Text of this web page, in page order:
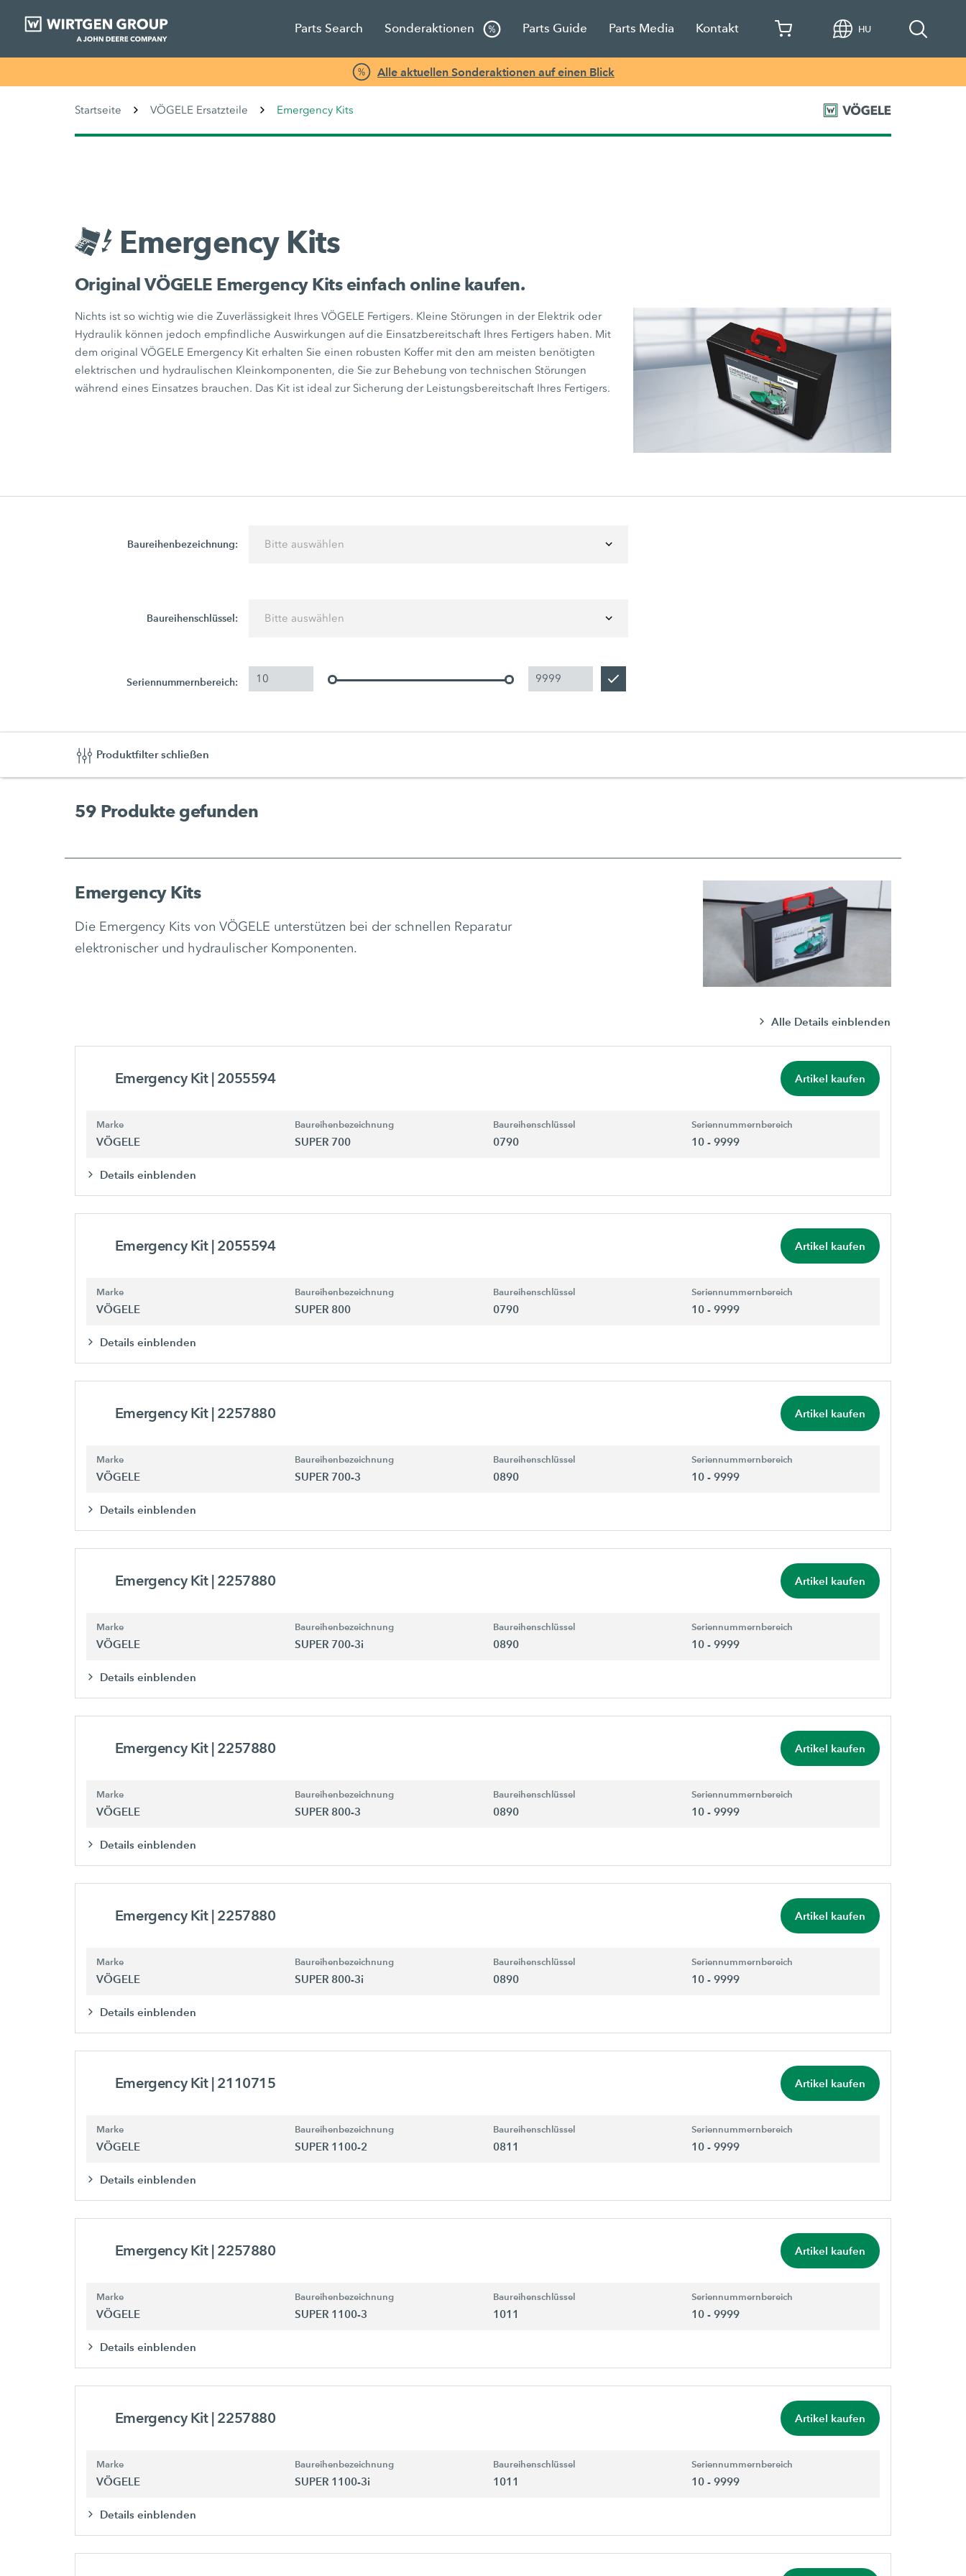
Parts Search Sonderaktionen Parts Guide Parts Media Kontakt HU
Alle aktuellen Sonderaktionen auf einen Blick
Startseite VÖGELE Ersatzteile Emergency Kits
Emergency Kits
Original VÖGELE Emergency Kits einfach online kaufen.
Nichts ist so wichtig wie die Zuverlässigkeit Ihres VÖGELE Fertigers. Kleine Störungen in der Elektrik oder
Hydraulik können jedoch empfindliche Auswirkungen auf die Einsatzbereitschaft Ihres Fertigers haben. Mit
dem original VÖGELE Emergency Kit erhalten Sie einen robusten Koffer mit den am meisten benötigten
elektrischen und hydraulischen Kleinkomponenten, die Sie zur Behebung von technischen Störungen
während eines Einsatzes brauchen. Das Kit ist ideal zur Sicherung der Leistungsbereitschaft Ihres Fertigers.
Baureihenbezeichnung: Bitte auswählen
Baureihenschlüssel: Bitte auswählen
Seriennummernbereich:
Produktfilter schließen
59 Produkte gefunden
Emergency Kits
Die Emergency Kits von VÖGELE unterstützen bei der schnellen Reparatur
elektronischer und hydraulischer Komponenten.
Alle Details einblenden
Emergency Kit | 2055594 Artikel kaufen
Marke
VÖGELE
Baureihenbezeichnung
SUPER 700
Baureihenschlüssel
0790
Seriennummernbereich
10 - 9999
Details einblenden
Emergency Kit | 2055594 Artikel kaufen
Marke
VÖGELE
Baureihenbezeichnung
SUPER 800
Baureihenschlüssel
0790
Seriennummernbereich
10 - 9999
Details einblenden
Emergency Kit | 2257880 Artikel kaufen
Marke
VÖGELE
Baureihenbezeichnung
SUPER 700-3
Baureihenschlüssel
0890
Seriennummernbereich
10 - 9999
Details einblenden
Emergency Kit | 2257880 Artikel kaufen
Marke
VÖGELE
Baureihenbezeichnung
SUPER 700-3i
Baureihenschlüssel
0890
Seriennummernbereich
10 - 9999
Details einblenden
Emergency Kit | 2257880 Artikel kaufen
Marke
VÖGELE
Baureihenbezeichnung
SUPER 800-3
Baureihenschlüssel
0890
Seriennummernbereich
10 - 9999
Details einblenden
Emergency Kit | 2257880 Artikel kaufen
Marke
VÖGELE
Baureihenbezeichnung
SUPER 800-3i
Baureihenschlüssel
0890
Seriennummernbereich
10 - 9999
Details einblenden
Emergency Kit | 2110715 Artikel kaufen
Marke
VÖGELE
Baureihenbezeichnung
SUPER 1100-2
Baureihenschlüssel
0811
Seriennummernbereich
10 - 9999
Details einblenden
Emergency Kit | 2257880 Artikel kaufen
Marke
VÖGELE
Baureihenbezeichnung
SUPER 1100-3
Baureihenschlüssel
1011
Seriennummernbereich
10 - 9999
Details einblenden
Emergency Kit | 2257880 Artikel kaufen
Marke
VÖGELE
Baureihenbezeichnung
SUPER 1100-3i
Baureihenschlüssel
1011
Seriennummernbereich
10 - 9999
Details einblenden